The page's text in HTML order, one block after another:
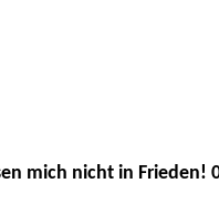
mich nicht in Frieden!